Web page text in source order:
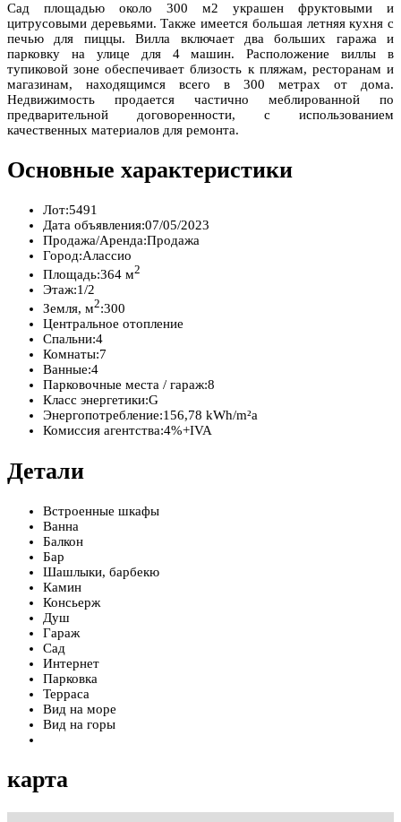
Сад площадью около 300 м2 украшен фруктовыми и
цитрусовыми деревьями. Также имеется большая летняя кухня с
печью для пиццы. Вилла включает два больших гаража и
парковку на улице для 4 машин. Расположение виллы в
тупиковой зоне обеспечивает близость к пляжам, ресторанам и
магазинам, находящимся всего в 300 метрах от дома.
Недвижимость продается частично меблированной по
предварительной договоренности, с использованием
качественных материалов для ремонта.
Основные характеристики
Лот:5491
Дата объявления:07/05/2023
Продажа/Аренда:Продажа
Город:Алассио
Площадь:364 м2
Этаж:1/2
Земля, м2:300
Центральное отопление
Спальни:4
Комнаты:7
Ванные:4
Парковочные места / гараж:8
Класс энергетики:G
Энергопотребление:156,78 kWh/m²a
Комиссия агентства:4%+IVA
Детали
Встроенные шкафы
Ванна
Балкон
Бар
Шашлыки, барбекю
Камин
Консьерж
Душ
Гараж
Сад
Интернет
Парковка
Терраса
Вид на море
Вид на горы
карта